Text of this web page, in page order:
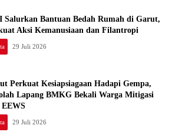
Salurkan Bantuan Bedah Rumah di Garut,
Aksi Kemanusiaan dan Filantropi
29 Juli 2026
Perkuat Kesiapsiagaan Hadapi Gempa,
Lapang BMKG Bekali Warga Mitigasi
29 Juli 2026